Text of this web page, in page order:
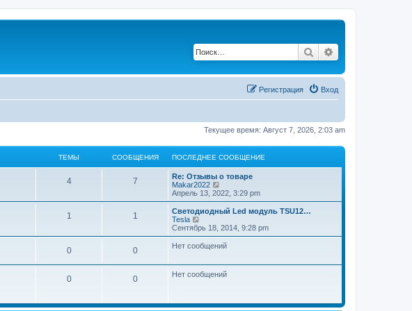
Поиск
Вход
Регистрация
Текущее время: Август 7, 2026, 2:03 am
ТЕМЫ СООБЩЕНИЯ ПОСЛЕДНЕЕ СООБЩЕНИЕ
4Т
м
ы
7С
о
б
щ
и
П
о
с
л
е
д
н
е
с
о
б
и
Re: Отзывы о товаре
Makar2022
е
р
е
т
к
п
с
л
е
Апрель 13, 2022, 3:29 pm
1
м
1
о
е
П
о
с
л
е
е
е
о
Светодиодный Led модуль TSU12…
Tesla
е
р
е
и
к
с
Сентябрь 18, 2014, 9:28 pm
0Т
е
ы
0С
о
б
Нет сообщений
0Т
0С
Нет сообщений